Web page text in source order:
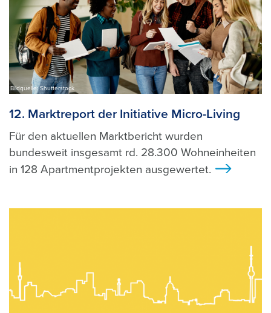
Bildquelle: Shutterstock
12. Marktreport der Initiative Micro-Living
Für den aktuellen Marktbericht wurden
bundesweit insgesamt rd. 28.300 Wohneinheiten
in 128 Apartmentprojekten ausgewertet.